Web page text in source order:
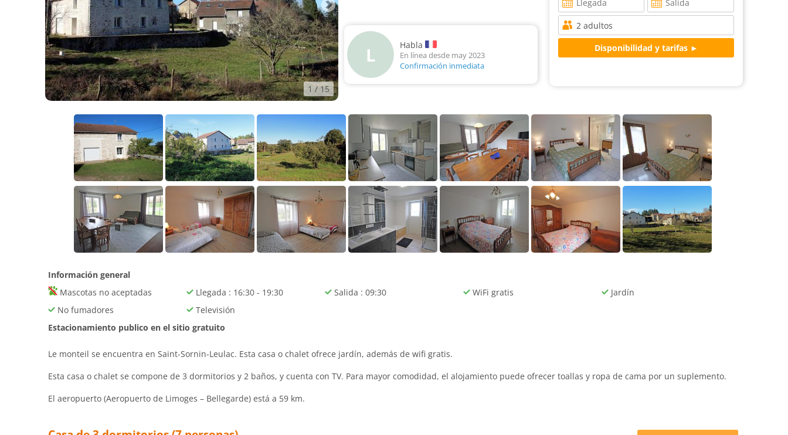
1/ 15
L Habla
En línea desde may 2023
Confirmación inmediata
Información general
Mascotas no aceptadas
Llegada : 16:30 - 19:30 Salida : 09:30 WiFi gratis
Jardín
No fumadores
Televisión
Estacionamiento publico en el sitio gratuito
Le monteil se encuentra en Saint-Sornin-Leulac. Esta casa o chalet ofrece jardín, además de wifi gratis.
Esta casa o chalet se compone de 3 dormitorios y 2 baños, y cuenta con TV. Para mayor comodidad, el alojamiento puede ofrecer toallas y ropa de cama por un suplemento.
El aeropuerto (Aeropuerto de Limoges – Bellegarde) está a 59 km.